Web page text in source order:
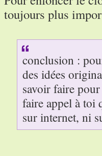
toujours plus
conclusion :
des idées
savoir faire
faire appel à toi
sur internet, ni